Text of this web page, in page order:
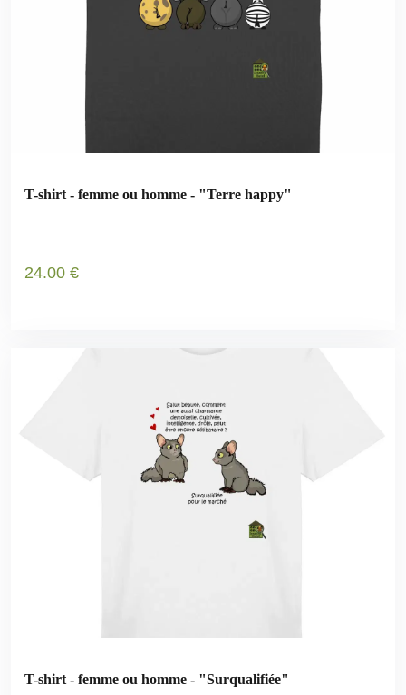
T-shirt - femme ou homme - "Terre happy"
24.00 €
T-shirt - femme ou homme - "Surqualifiée"